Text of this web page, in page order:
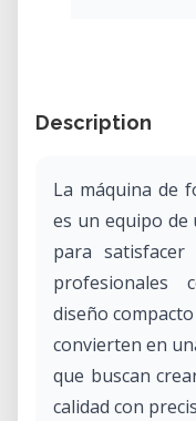
Description
La máquina de
es un equipo de
para
profesionales
diseño
convierten en
que buscan
calidad con